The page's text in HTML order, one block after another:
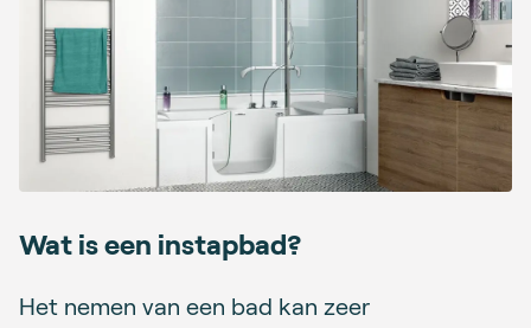
Wat is een instapbad?
Het nemen van een bad kan zeer